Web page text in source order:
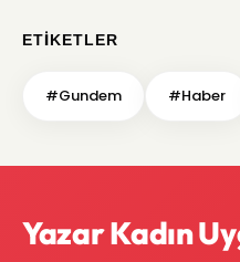
ETIKETLER
#Gundem #Haber
Yazar Kadın